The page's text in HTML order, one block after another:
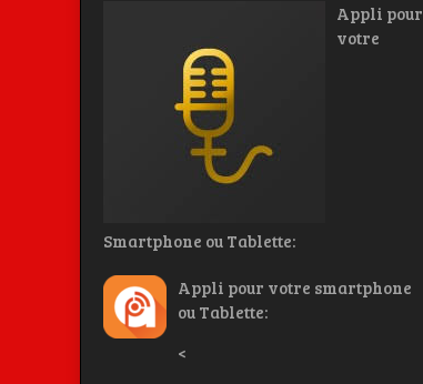
Appli pour
votre
Smartphone ou Tablette:
Appli pour votre smartphone
ou Tablette:
<